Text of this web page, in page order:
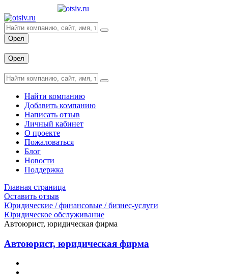
Орел
Орел
Найти компанию
Добавить компанию
Написать отзыв
Личный кабинет
О проекте
Пожаловаться
Блог
Новости
Поддержка
Главная страница
Оставить отзыв
Юридические / финансовые / бизнес-услуги
Юридическое обслуживание
Автоюрист, юридическая фирма
Автоюрист, юридическая фирма